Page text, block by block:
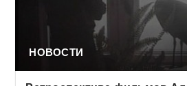
НОВОСТИ